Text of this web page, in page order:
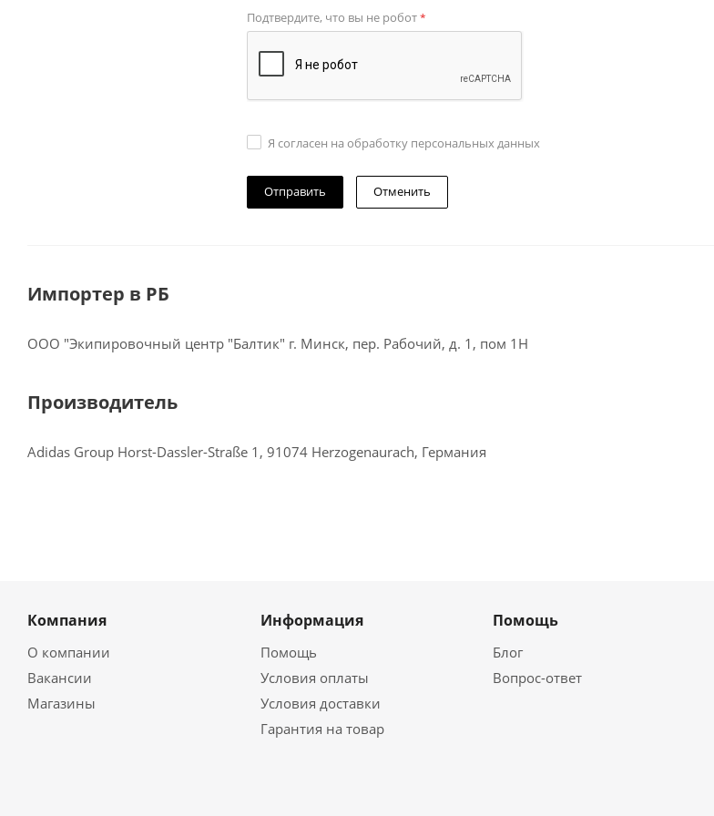
Подтвердите, что вы не робот*
Я согласен на обработку персональных данных
Отменить
Импортер в РБ
ООО "Экипировочный центр "Балтик" г. Минск, пер. Рабочий, д. 1, пом 1Н
Производитель
Adidas Group Horst-Dassler-Straße 1, 91074 Herzogenaurach, Германия
Компания
О компании
Вакансии
Магазины
Информация
Помощь
Условия оплаты
Условия доставки
Гарантия на товар
Помощь
Блог
Вопрос-ответ